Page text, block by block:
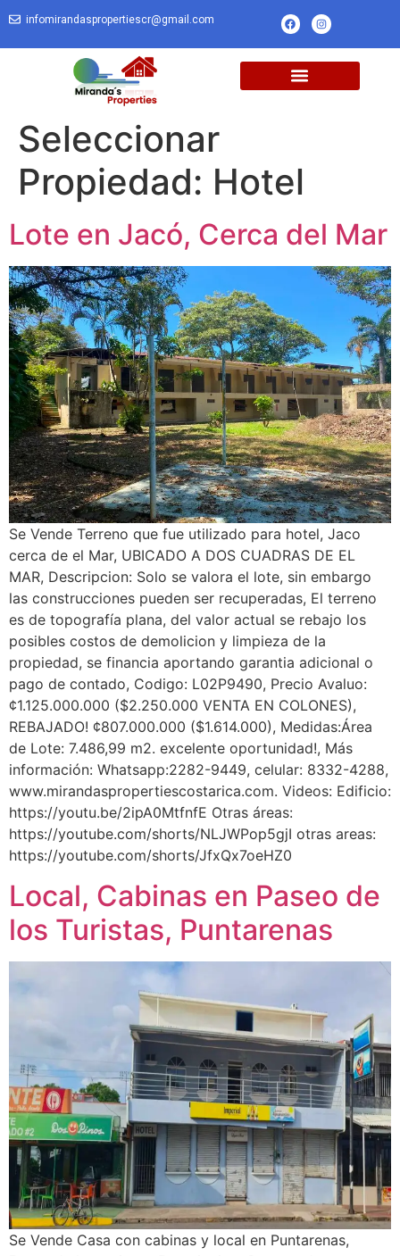
infomirandaspropertiescr@gmail.com
Seleccionar
Propiedad: Hotel
Lote en Jacó, Cerca del Mar
Se Vende Terreno que fue utilizado para hotel, Jaco
cerca de el Mar, UBICADO A DOS CUADRAS DE EL
MAR, Descripcion: Solo se valora el lote, sin embargo
las construcciones pueden ser recuperadas, El terreno
es de topografía plana, del valor actual se rebajo los
posibles costos de demolicion y limpieza de la
propiedad, se financia aportando garantia adicional o
pago de contado, Codigo: L02P9490, Precio Avaluo:
¢1.125.000.000 ($2.250.000 VENTA EN COLONES),
REBAJADO! ¢807.000.000 ($1.614.000), Medidas:Área
de Lote: 7.486,99 m2. excelente oportunidad!, Más
información: Whatsapp:2282-9449, celular: 8332-4288,
www.mirandaspropertiescostarica.com. Videos: Edificio:
https://youtu.be/2ipA0MtfnfE Otras áreas:
https://youtube.com/shorts/NLJWPop5gjI otras areas:
https://youtube.com/shorts/JfxQx7oeHZ0
Local, Cabinas en Paseo de
los Turistas, Puntarenas
Se Vende Casa con cabinas y local en Puntarenas,